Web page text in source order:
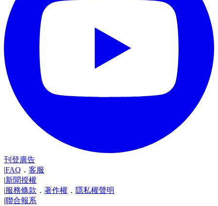
刊登廣告
|FAQ ． 客服
|新聞授權
|服務條款 ． 著作權 ． 隱私權聲明
|聯合報系